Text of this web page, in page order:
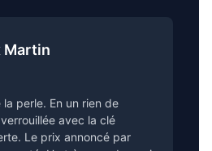
Martin
perle. En un rien de
avec la clé
Le prix annoncé par